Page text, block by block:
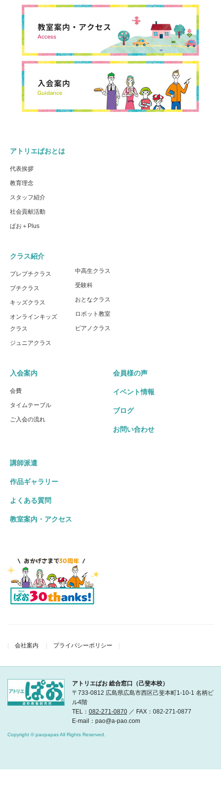
アトリエぱおとは
代表挨拶
教育理念
スタッフ紹介
社会貢献活動
ぱお＋Plus
クラス紹介
プレプチクラス
プチクラス
キッズクラス
オンラインキッズ
クラス
ジュニアクラス
中高生クラス
受験科
おとなクラス
ロボット教室
ピアノクラス
入会案内
会費
タイムテーブル
ご入会の流れ
会員様の声
イベント情報
ブログ
お問い合わせ
講師派遣
作品ギャラリー
よくある質問
教室案内・アクセス
会社案内 プライバシーポリシー
アトリエぱお 総合窓口（己斐本校）
〒733-0812 広島県広島市西区己斐本町1-10-1 名柄ビ
ル4階
TEL： 082-271-0870／ FAX：082-271-0877
E-mail：pao@a-pao.com
Copyright © paopapas All Rights Reserved.